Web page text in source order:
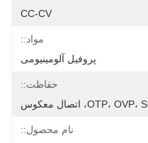
CC-CV
مواد::
پروفیل آلومینیومی
حفاظت::
نام محصول::